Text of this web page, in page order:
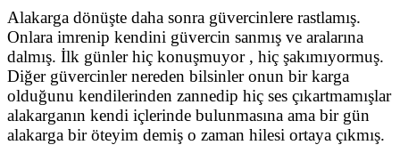
Alakarga dönüşte daha sonra güvercinlere rastlamış.
Onlara imrenip kendini güvercin sanmış ve aralarına
dalmış. İlk günler hiç konuşmuyor , hiç şakımıyormuş.
Diğer güvercinler nereden bilsinler onun bir karga
olduğunu kendilerinden zannedip hiç ses çıkartmamışlar
alakarganın kendi içlerinde bulunmasına ama bir gün
alakarga bir öteyim demiş o zaman hilesi ortaya çıkmış.